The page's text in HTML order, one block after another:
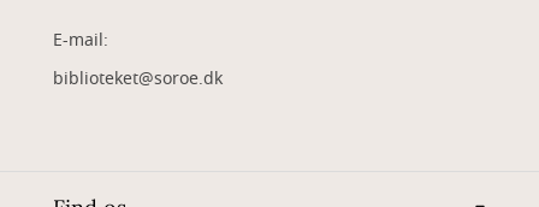
E-mail:
biblioteket@soroe.dk